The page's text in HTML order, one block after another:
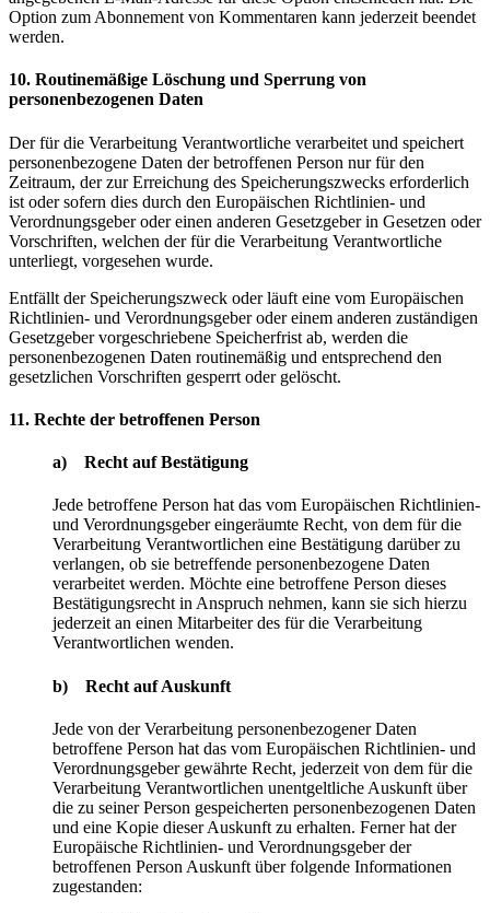
Option zum Abonnement von Kommentaren kann jederzeit beendet
werden.
10. Routinemäßige Löschung und Sperrung von
personenbezogenen Daten
Der für die Verarbeitung Verantwortliche verarbeitet und speichert
personenbezogene Daten der betroffenen Person nur für den
Zeitraum, der zur Erreichung des Speicherungszwecks erforderlich
ist oder sofern dies durch den Europäischen Richtlinien- und
Verordnungsgeber oder einen anderen Gesetzgeber in Gesetzen oder
Vorschriften, welchen der für die Verarbeitung Verantwortliche
unterliegt, vorgesehen wurde.
Entfällt der Speicherungszweck oder läuft eine vom Europäischen
Richtlinien- und Verordnungsgeber oder einem anderen zuständigen
Gesetzgeber vorgeschriebene Speicherfrist ab, werden die
personenbezogenen Daten routinemäßig und entsprechend den
gesetzlichen Vorschriften gesperrt oder gelöscht.
11. Rechte der betroffenen Person
a) Recht auf Bestätigung
Jede betroffene Person hat das vom Europäischen Richtlinien-
und Verordnungsgeber eingeräumte Recht, von dem für die
Verarbeitung Verantwortlichen eine Bestätigung darüber zu
verlangen, ob sie betreffende personenbezogene Daten
verarbeitet werden. Möchte eine betroffene Person dieses
Bestätigungsrecht in Anspruch nehmen, kann sie sich hierzu
jederzeit an einen Mitarbeiter des für die Verarbeitung
Verantwortlichen wenden.
b) Recht auf Auskunft
Jede von der Verarbeitung personenbezogener Daten
betroffene Person hat das vom Europäischen Richtlinien- und
Verordnungsgeber gewährte Recht, jederzeit von dem für die
Verarbeitung Verantwortlichen unentgeltliche Auskunft über
die zu seiner Person gespeicherten personenbezogenen Daten
und eine Kopie dieser Auskunft zu erhalten. Ferner hat der
Europäische Richtlinien- und Verordnungsgeber der
betroffenen Person Auskunft über folgende Informationen
zugestanden: